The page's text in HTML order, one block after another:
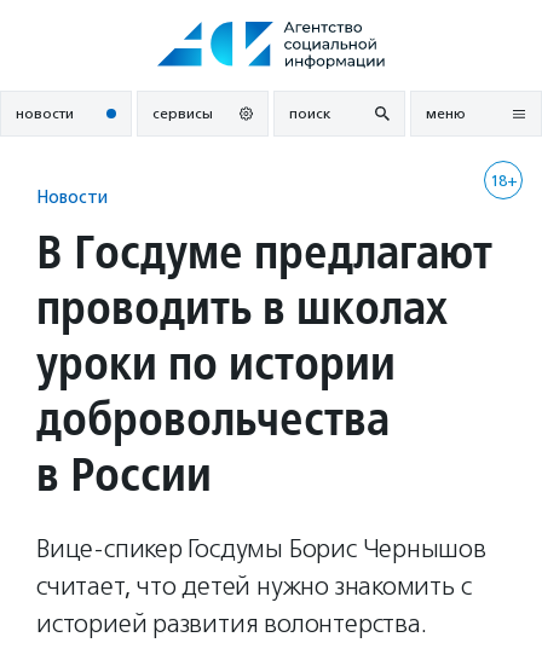
новости сервисы поиск меню
18+
Новости
В Госдуме предлагают
проводить в школах
уроки по истории
добровольчества
в России
Вице-спикер Госдумы Борис Чернышов
считает, что детей нужно знакомить с
историей развития волонтерства.